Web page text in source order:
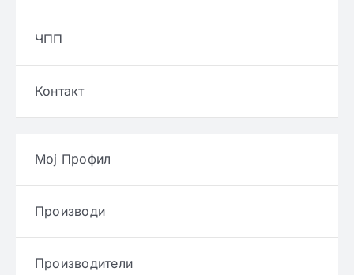
ЧПП
Контакт
Мој Профил
Производи
Производители